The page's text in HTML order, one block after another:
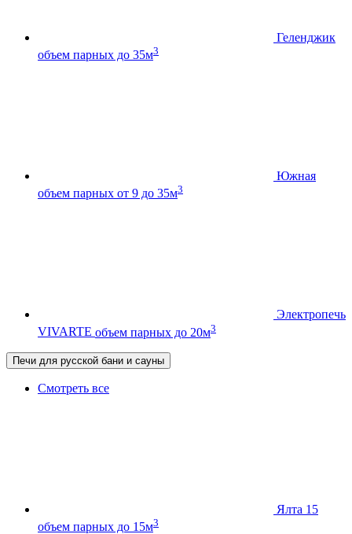
Геленджик
объем парных до 35м3
Южная
объем парных от 9 до 35м3
Электропечь
VIVARTE объем парных до 20м3
Печи для русской бани и сауны
Смотреть все
Ялта 15
объем парных до 15м3